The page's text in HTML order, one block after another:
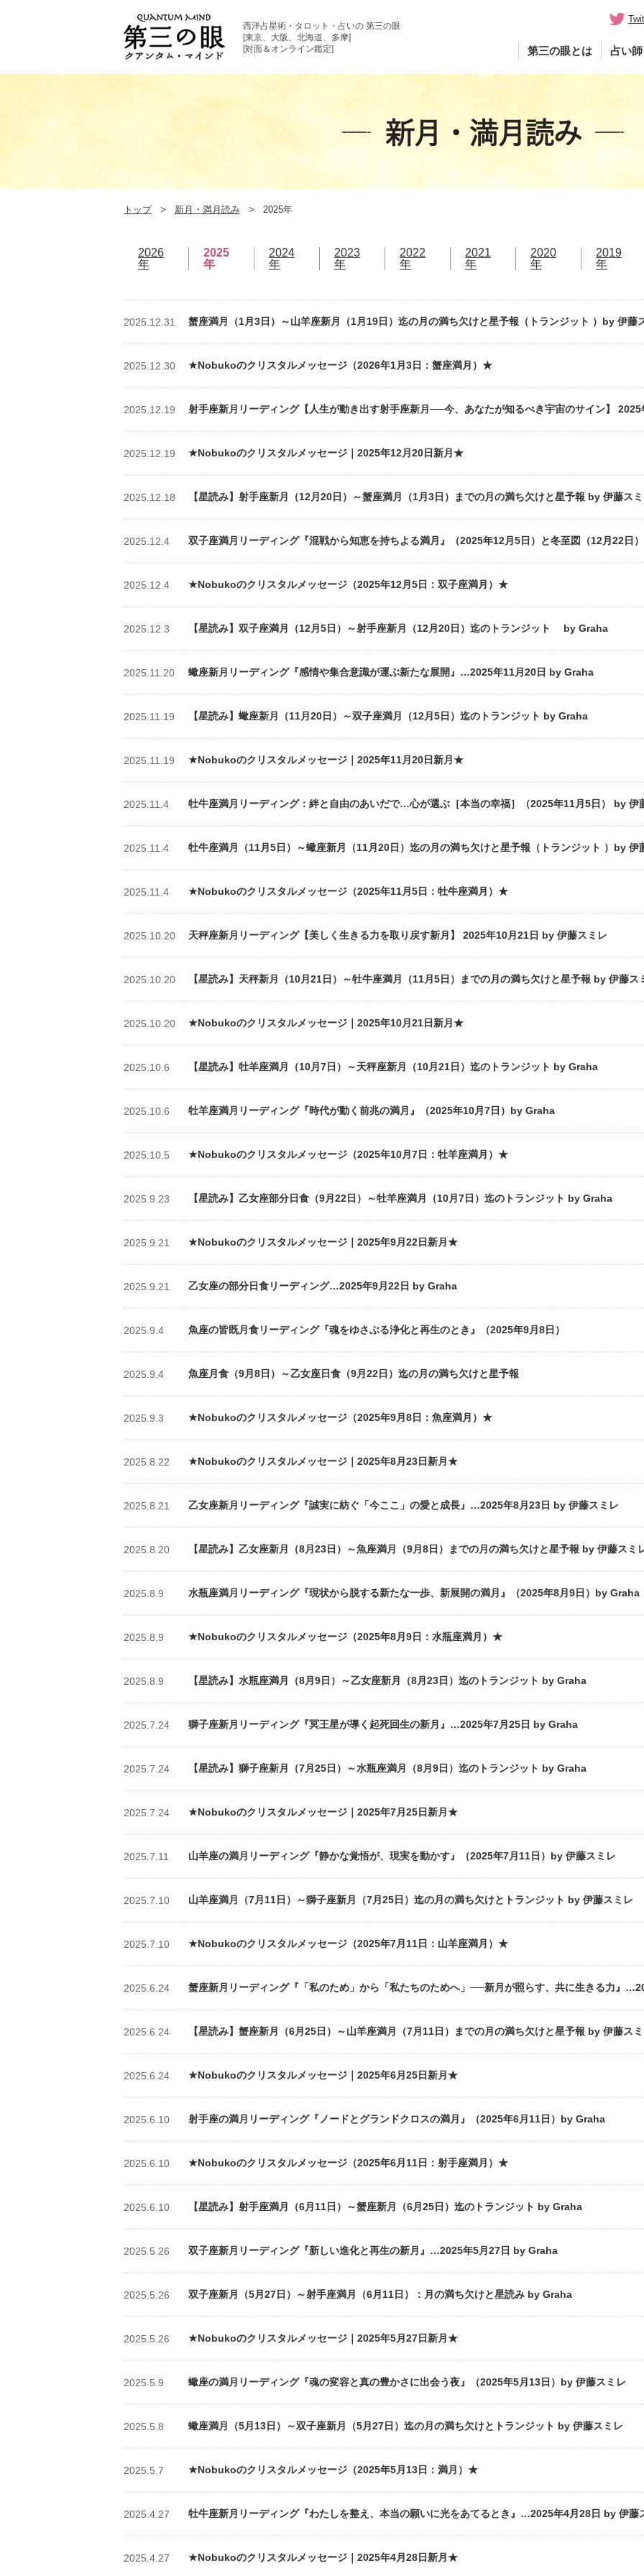
西洋占星術・タロット・占いの 第三の眼
[東京、大阪、北海道、多摩]
[対面＆オンライン鑑定]
第三の眼とは 占い師
トップ 新月・満月読み 2025年
2026
年
2025
年
2024
年
2023
年
2022
年
2021
年
2020
年
2019
年
2025.12.31 蟹座満月（1月3日）～山羊座新月（1月19日）迄の月の満ち欠けと星予報（トランジット ）by 伊藤
2025.12.30 ★Nobukoのクリスタルメッセージ（2026年1月3日：蟹座満月）★
2025.12.19 射手座新月リーディング【人生が動き出す射手座新月──今、あなたが知るべき宇宙のサイン】
2025.12.19 ★Nobukoのクリスタルメッセージ｜2025年12月20日新月★
2025.12.18 【星読み】射手座新月（12月20日）～蟹座満月（1月3日）までの月の満ち欠けと星予報 by 伊藤ス
2025.12.4 双子座満月リーディング『混戦から知恵を持ちよる満月』（2025年12月5日）と冬至図（12月22日
2025.12.4 ★Nobukoのクリスタルメッセージ（2025年12月5日：双子座満月）★
2025.12.3 【星読み】双子座満月（12月5日）～射手座新月（12月20日）迄のトランジット by Graha
2025.11.20 蠍座新月リーディング『感情や集合意識が運ぶ新たな展開』…2025年11月20日 by Graha
2025.11.19 【星読み】蠍座新月（11月20日）～双子座満月（12月5日）迄のトランジット by Graha
2025.11.19 ★Nobukoのクリスタルメッセージ｜2025年11月20日新月★
2025.11.4 牡牛座満月リーディング：絆と自由のあいだで…心が選ぶ［本当の幸福］（2025年11月5日） by 伊
2025.11.4 牡牛座満月（11月5日）～蠍座新月（11月20日）迄の月の満ち欠けと星予報（トランジット ）by 伊
2025.11.4 ★Nobukoのクリスタルメッセージ（2025年11月5日：牡牛座満月）★
2025.10.20 天秤座新月リーディング【美しく生きる力を取り戻す新月】 2025年10月21日 by 伊藤スミレ
2025.10.20 【星読み】天秤新月（10月21日）～牡牛座満月（11月5日）までの月の満ち欠けと星予報 by 伊藤ス
2025.10.20 ★Nobukoのクリスタルメッセージ｜2025年10月21日新月★
2025.10.6 【星読み】牡羊座満月（10月7日）～天秤座新月（10月21日）迄のトランジット by Graha
2025.10.6 牡羊座満月リーディング『時代が動く前兆の満月』（2025年10月7日）by Graha
2025.10.5 ★Nobukoのクリスタルメッセージ（2025年10月7日：牡羊座満月）★
2025.9.23 【星読み】乙女座部分日食（9月22日）～牡羊座満月（10月7日）迄のトランジット by Graha
2025.9.21 ★Nobukoのクリスタルメッセージ｜2025年9月22日新月★
2025.9.21 乙女座の部分日食リーディング…2025年9月22日 by Graha
2025.9.4 魚座の皆既月食リーディング『魂をゆさぶる浄化と再生のとき』（2025年9月8日）
2025.9.4 魚座月食（9月8日）～乙女座日食（9月22日）迄の月の満ち欠けと星予報
2025.9.3 ★Nobukoのクリスタルメッセージ（2025年9月8日：魚座満月）★
2025.8.22 ★Nobukoのクリスタルメッセージ｜2025年8月23日新月★
2025.8.21 乙女座新月リーディング『誠実に紡ぐ「今ここ」の愛と成長』…2025年8月23日 by 伊藤スミレ
2025.8.20 【星読み】乙女座新月（8月23日）～魚座満月（9月8日）までの月の満ち欠けと星予報 by 伊藤スミ
2025.8.9 水瓶座満月リーディング『現状から脱する新たな一歩、新展開の満月』（2025年8月9日）by Graha
2025.8.9 ★Nobukoのクリスタルメッセージ（2025年8月9日：水瓶座満月）★
2025.8.9 【星読み】水瓶座満月（8月9日）～乙女座新月（8月23日）迄のトランジット by Graha
2025.7.24 獅子座新月リーディング『冥王星が導く起死回生の新月』…2025年7月25日 by Graha
2025.7.24 【星読み】獅子座新月（7月25日）～水瓶座満月（8月9日）迄のトランジット by Graha
2025.7.24 ★Nobukoのクリスタルメッセージ｜2025年7月25日新月★
2025.7.11 山羊座の満月リーディング『静かな覚悟が、現実を動かす』（2025年7月11日）by 伊藤スミレ
2025.7.10 山羊座満月（7月11日）～獅子座新月（7月25日）迄の月の満ち欠けとトランジット by 伊藤スミレ
2025.7.10 ★Nobukoのクリスタルメッセージ（2025年7月11日：山羊座満月）★
2025.6.24 蟹座新月リーディング『「私のため」から「私たちのためへ」──新月が照らす、共に生きる力』
2025.6.24 【星読み】蟹座新月（6月25日）～山羊座満月（7月11日）までの月の満ち欠けと星予報 by 伊藤ス
2025.6.24 ★Nobukoのクリスタルメッセージ｜2025年6月25日新月★
2025.6.10 射手座の満月リーディング『ノードとグランドクロスの満月』（2025年6月11日）by Graha
2025.6.10 ★Nobukoのクリスタルメッセージ（2025年6月11日：射手座満月）★
2025.6.10 【星読み】射手座満月（6月11日）～蟹座新月（6月25日）迄のトランジット by Graha
2025.5.26 双子座新月リーディング『新しい進化と再生の新月』…2025年5月27日 by Graha
2025.5.26 双子座新月（5月27日）～射手座満月（6月11日）：月の満ち欠けと星読み by Graha
2025.5.26 ★Nobukoのクリスタルメッセージ｜2025年5月27日新月★
2025.5.9 蠍座の満月リーディング『魂の変容と真の豊かさに出会う夜』（2025年5月13日）by 伊藤スミレ
2025.5.8 蠍座満月（5月13日）～双子座新月（5月27日）迄の月の満ち欠けとトランジット by 伊藤スミレ
2025.5.7 ★Nobukoのクリスタルメッセージ（2025年5月13日：満月）★
2025.4.27 牡牛座新月リーディング『わたしを整え、本当の願いに光をあてるとき』…2025年4月28日 by 伊藤
2025.4.27 ★Nobukoのクリスタルメッセージ｜2025年4月28日新月★